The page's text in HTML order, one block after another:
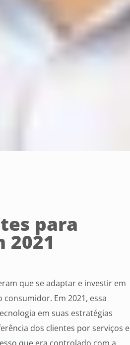
para
2021
que se adaptar e investir em
Em 2021, essa
em suas estratégias
dos clientes por serviços e